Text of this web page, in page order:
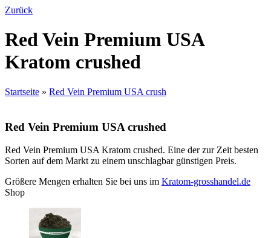
Zurück
Red Vein Premium USA
Kratom crushed
Startseite » Red Vein Premium USA crush
Red Vein Premium USA crushed
Red Vein Premium USA Kratom crushed. Eine der zur Zeit besten
Sorten auf dem Markt zu einem unschlagbar günstigen Preis.
Größere Mengen erhalten Sie bei uns im Kratom-grosshandel.de
Shop